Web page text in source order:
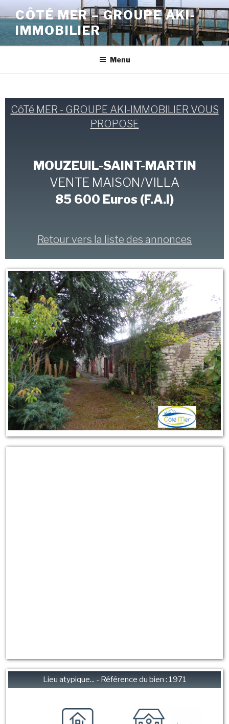
CÔTÉ MER – GROUPE AKI-
IMMOBILIER
Menu
CôTé MER - GROUPE AKI-IMMOBILIER VOUS
PROPOSE
MOUZEUIL-SAINT-MARTIN
VENTE MAISON/VILLA
85 600 Euros (F.A.I)
Retour vers la liste des annonces
Lieu atypique... - Référence du bien : 1971